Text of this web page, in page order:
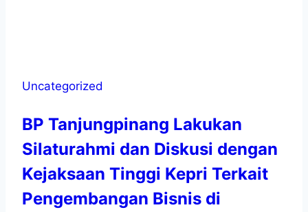
Uncategorized
BP Tanjungpinang Lakukan
Silaturahmi dan Diskusi dengan
Kejaksaan Tinggi Kepri Terkait
Pengembangan Bisnis di